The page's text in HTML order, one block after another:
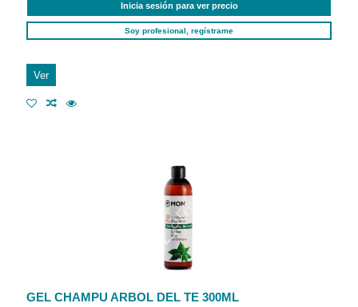
Inicia sesión para ver precio
Soy profesional, regístrame
Ver
GEL CHAMPU ARBOL DEL TE 300ML